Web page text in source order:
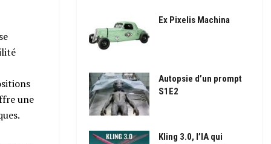
une
Ex Pixelis Machina
Autopsie d’un prompt
S1E2
Kling 3.0, l’IA qui